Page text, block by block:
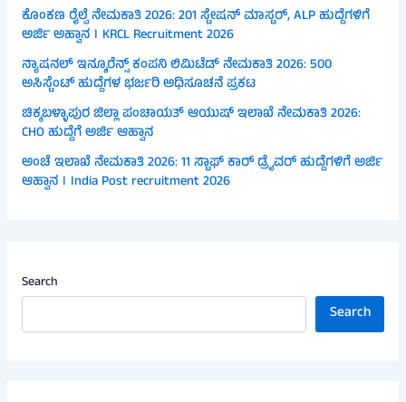
ಕೊಂಕಣ ರೈಲ್ವೆ ನೇಮಕಾತಿ 2026: 201 ಸ್ಟೇಷನ್ ಮಾಸ್ಟರ್, ALP ಹುದ್ದೆಗಳಿಗೆ
ಅರ್ಜಿ ಅಹ್ವಾನ । KRCL Recruitment 2026
ನ್ಯಾಷನಲ್ ಇನ್ಶೂರೆನ್ಸ್ ಕಂಪನಿ ಲಿಮಿಟೆಡ್ ನೇಮಕಾತಿ 2026: 500
ಅಸಿಸ್ಟೆಂಟ್ ಹುದ್ದೆಗಳ ಭರ್ಜರಿ ಅಧಿಸೂಚನೆ ಪ್ರಕಟ
ಚಿಕ್ಕಬಳ್ಳಾಪುರ ಜಿಲ್ಲಾ ಪಂಚಾಯತ್ ಆಯುಷ್ ಇಲಾಖೆ ನೇಮಕಾತಿ 2026:
CHO ಹುದ್ದೆಗೆ ಅರ್ಜಿ ಆಹ್ವಾನ
ಅಂಚೆ ಇಲಾಖೆ ನೇಮಕಾತಿ 2026: 11 ಸ್ಟಾಫ್ ಕಾರ್ ಡ್ರೈವರ್ ಹುದ್ದೆಗಳಿಗೆ ಅರ್ಜಿ
ಆಹ್ವಾನ । India Post recruitment 2026
Search
Search